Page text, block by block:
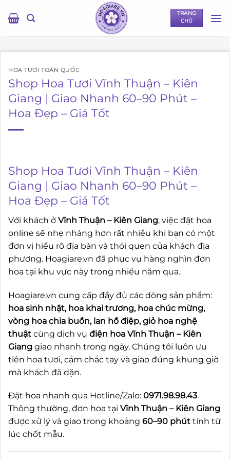
qua
TRANG
CHỦ
HOA TƯƠI TOÀN QUỐC
Shop Hoa Tươi Vĩnh Thuận – Kiên
Giang | Giao Nhanh 60–90 Phút –
Hoa Đẹp – Giá Tốt
Shop Hoa Tươi Vĩnh Thuận – Kiên
Giang | Giao Nhanh 60–90 Phút –
Hoa Đẹp – Giá Tốt
Với khách ở Vĩnh Thuận – Kiên Giang, việc đặt hoa
online sẽ nhẹ nhàng hơn rất nhiều khi bạn có một
đơn vị hiểu rõ địa bàn và thói quen của khách địa
phương. Hoagiare.vn đã phục vụ hàng nghìn đơn
hoa tại khu vực này trong nhiều năm qua.
Hoagiare.vn cung cấp đầy đủ các dòng sản phẩm:
hoa sinh nhật, hoa khai trương, hoa chúc mừng,
vòng hoa chia buồn, lan hồ điệp, giỏ hoa nghệ
thuật cùng dịch vụ điện hoa Vĩnh Thuận – Kiên
Giang giao nhanh trong ngày. Chúng tôi luôn ưu
tiên hoa tươi, cắm chắc tay và giao đúng khung giờ
mà khách đã dặn.
Đặt hoa nhanh qua Hotline/Zalo: 0971.98.98.43.
Thông thường, đơn hoa tại Vĩnh Thuận – Kiên Giang
được xử lý và giao trong khoảng 60–90 phút tính từ
lúc chốt mẫu.